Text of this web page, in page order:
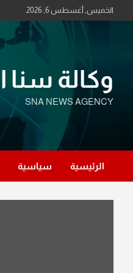
to
الخميس, أغسطس 6, 2026
وكالة سنا
SNA NEWS AGENCY
الرئيسية سياسية